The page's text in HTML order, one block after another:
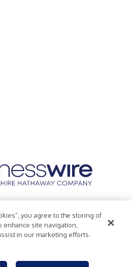
Accessibility Statement
you agree to the storing of
site navigation,
in our marketing efforts.